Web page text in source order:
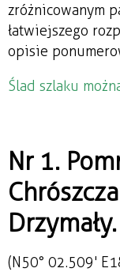
zróżnicowanym
łatwiejszego
opisie
Ślad szlaku
Nr 1.
Drzymały.
(N50° 02.509'